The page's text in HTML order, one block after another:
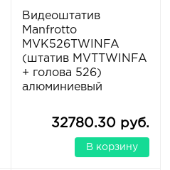
Видеоштатив
Manfrotto
MVK526TWINFA
(штатив MVTTWINFA
+ голова 526)
алюминиевый
32780.30 руб.
В корзину